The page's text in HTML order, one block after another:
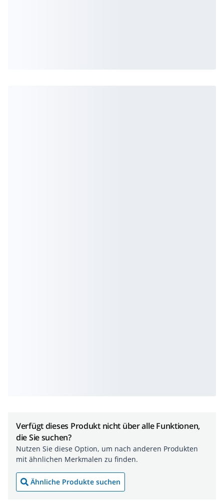
Verfügt dieses Produkt nicht über alle Funktionen,
die Sie suchen?
Nutzen Sie diese Option, um nach anderen Produkten
mit ähnlichen Merkmalen zu finden.
Ähnliche Produkte suchen